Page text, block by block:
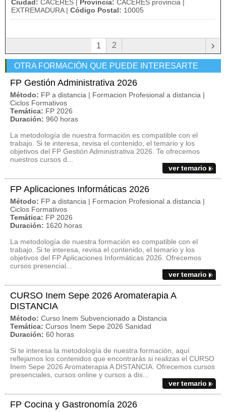
Ciudad: CACERES | Provincia: CACERES provincia |
EXTREMADURA | Código Postal: 10005
1 2 ›
OTRA FORMACIÓN QUE PUEDE INTERESARTE
FP Gestión Administrativa 2026
Método: FP a distancia | Formacion Profesional a distancia |
Ciclos Formativos
Temática: FP 2026
Duración: 960 horas
La metodología de nuestra formación es compatible con el
trabajo. Si te interesa, revisa el contenido, el temario y los
objetivos del FP Gestión Administrativa 2026. Te ofrecemos
nuestros cursos d...
ver temario
FP Aplicaciones Informáticas 2026
Método: FP a distancia | Formacion Profesional a distancia |
Ciclos Formativos
Temática: FP 2026
Duración: 1620 horas
La metodología de nuestra formación es compatible con el
trabajo. Si te interesa, revisa el contenido, el temario y los
objetivos del FP Aplicaciones Informáticas 2026. Ofrecemos
cursos presencial...
ver temario
CURSO Inem Sepe 2026 Aromaterapia A
DISTANCIA
Método: Curso Inem Subvencionado a Distancia
Temática: Cursos Inem Sepe 2026 Sanidad
Duración: 60 horas
Si te interesa la metodología de nuestra formación, aquí
reflejamos los contenidos que encontrarás si realizas el CURSO
Inem Sepe 2026 Aromaterapia A DISTANCIA. Ofrecemos cursos
presenciales, cursos online y cursos a dis...
ver temario
FP Cocina y Gastronomía 2026